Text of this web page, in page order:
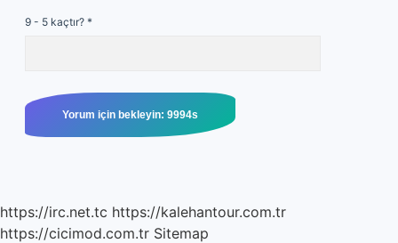
9 - 5 kaçtır? *
https://irc.net.tc https://kalehantour.com.tr
https://cicimod.com.tr Sitemap